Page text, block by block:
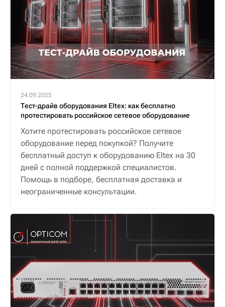
24.09.2025
Тест-драйв оборудования Eltex: как бесплатно
протестировать российское сетевое оборудование
Хотите протестировать российское сетевое
оборудование перед покупкой? Получите
бесплатный доступ к оборудованию Eltex на 30
дней с полной поддержкой специалистов.
Помощь в подборе, бесплатная доставка и
неограниченные консультации.